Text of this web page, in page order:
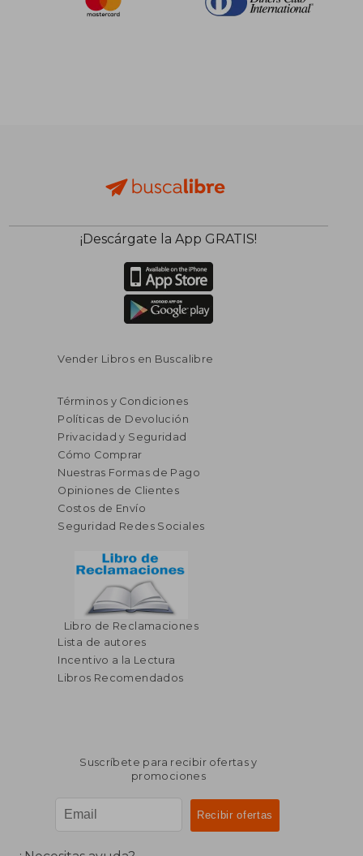
¡Descárgate la App GRATIS!
Vender Libros en Buscalibre
Términos y Condiciones
Políticas de Devolución
Privacidad y Seguridad
Cómo Comprar
Nuestras Formas de Pago
Opiniones de Clientes
Costos de Envío
Seguridad Redes Sociales
Libro de Reclamaciones
Lista de autores
Incentivo a la Lectura
Libros Recomendados
Suscríbete para recibir ofertas y
promociones